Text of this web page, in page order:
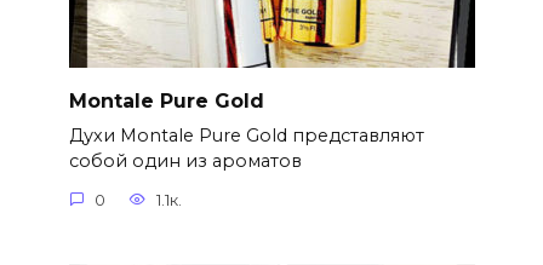
Montale Pure Gold
Духи Montale Pure Gold представляют
собой один из ароматов
0 1.1к.